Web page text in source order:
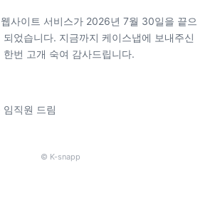
사이트 서비스가 2026년 7월 30일을 끝으
되었습니다. 지금까지 케이스냅에 보내주신
번 고개 숙여 감사드립니다.
직원 드림
© K-snapp